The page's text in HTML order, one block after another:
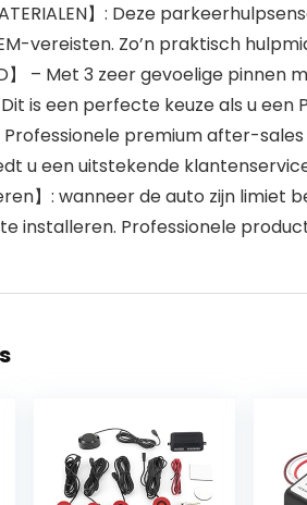
】: Deze
vereisten. Zo’n praktisch
】 – Met 3 zeer gevoelige
is een perfecte keuze als u
Professionele premium after-
u een uitstekende klantenservice
】: wanneer de auto zijn
installeren. Professionele